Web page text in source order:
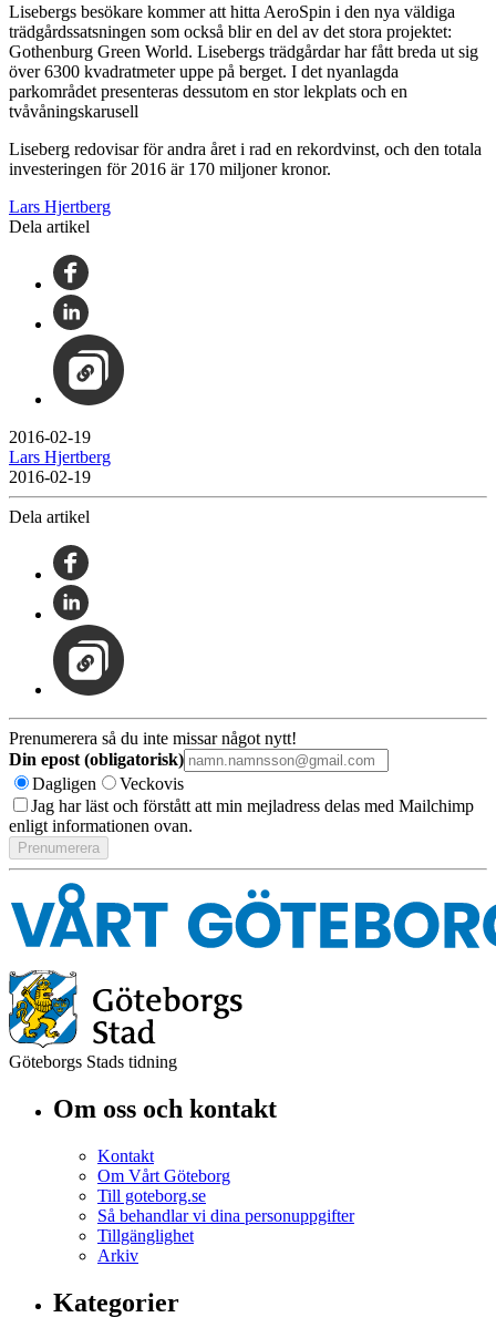
Lisebergs besökare kommer att hitta AeroSpin i den nya väldiga
trädgårdssatsningen som också blir en del av det stora projektet:
Gothenburg Green World. Lisebergs trädgårdar har fått breda ut sig
över 6300 kvadratmeter uppe på berget. I det nyanlagda
parkområdet presenteras dessutom en stor lekplats och en
tvåvåningskarusell
Liseberg redovisar för andra året i rad en rekordvinst, och den totala
investeringen för 2016 är 170 miljoner kronor.
Lars Hjertberg
Dela artikel
2016-02-19
Lars Hjertberg
2016-02-19
Dela artikel
Prenumerera så du inte missar något nytt!
Din epost (obligatorisk)
Dagligen
Veckovis
Jag har läst och förstått att min mejladress delas med Mailchimp
enligt informationen ovan.
Göteborgs Stads tidning
Om oss och kontakt
Kontakt
Om Vårt Göteborg
Till goteborg.se
Så behandlar vi dina personuppgifter
Tillgänglighet
Arkiv
Kategorier